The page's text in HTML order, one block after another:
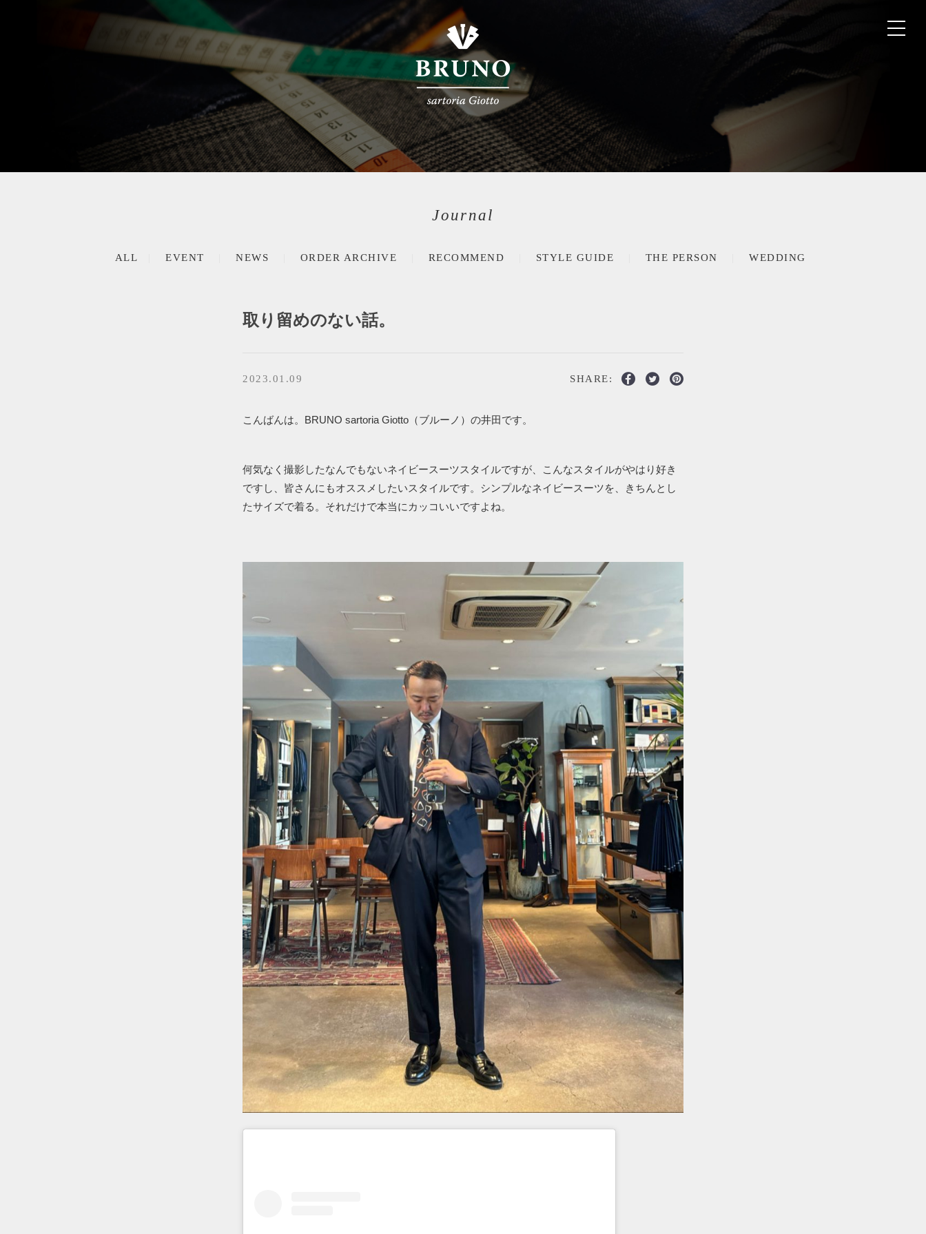
Journal
ALL EVENT NEWS ORDER ARCHIVE RECOMMEND STYLE GUIDE THE PERSON WEDDING
取り留めのない話。
2023.01.09 SHARE:
こんばんは。BRUNO sartoria Giotto（ブルーノ）の井田です。
何気なく撮影したなんでもないネイビースーツスタイルですが、こんなスタイルがやはり好き
ですし、皆さんにもオススメしたいスタイルです。シンプルなネイビースーツを、きちんとし
たサイズで着る。それだけで本当にカッコいいですよね。